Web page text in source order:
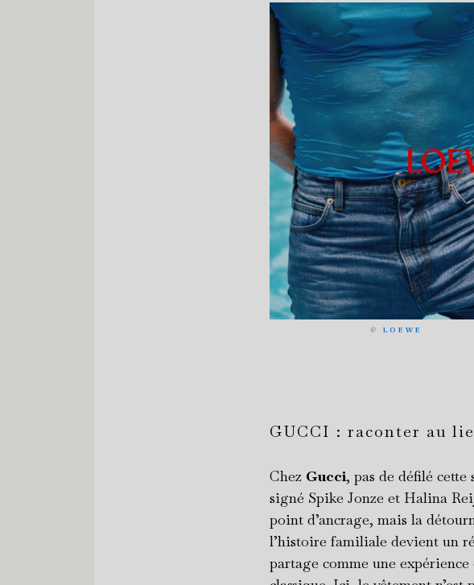
© LOEWE
GUCCI : raconter au
Chez Gucci, pas de défilé cette
signé Spike Jonze et Halina
point d’ancrage, mais la
l’histoire familiale devient un
partage comme une